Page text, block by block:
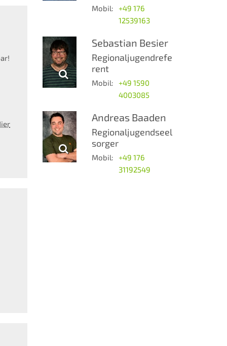
Mobil:
+49 176
12539163
Sebastian Besier
Regionaljugendrefe
rent
Mobil:
+49 1590
4003085
Andreas Baaden
Regionaljugendseel
sorger
Mobil:
+49 176
31192549